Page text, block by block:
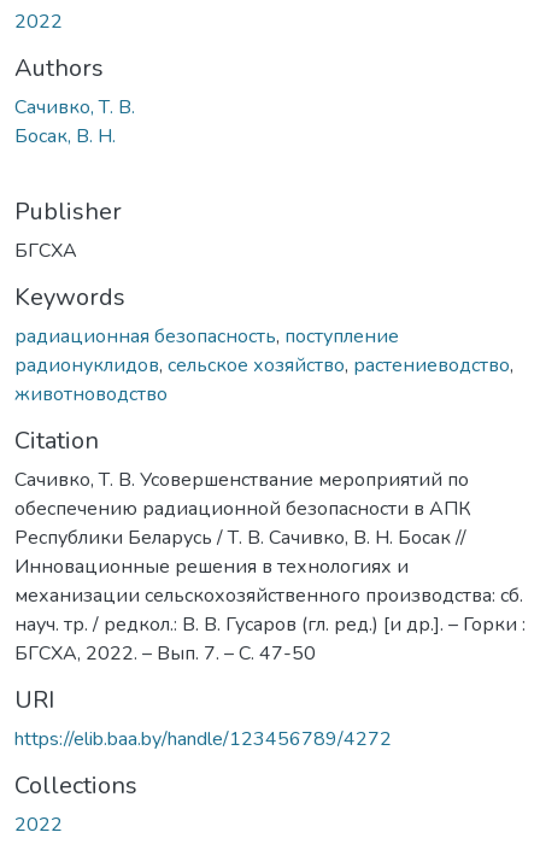
2022
Authors
Сачивко, Т. В.
Босак, В. Н.
Publisher
БГСХА
Keywords
радиационная безопасность, поступление
радионуклидов, сельское хозяйство, растениеводство,
животноводство
Citation
Сачивко, Т. В. Усовершенствание мероприятий по
обеспечению радиационной безопасности в АПК
Республики Беларусь / Т. В. Сачивко, В. Н. Босак //
Инновационные решения в технологиях и
механизации сельскохозяйственного производства: сб.
науч. тр. / редкол.: В. В. Гусаров (гл. ред.) [и др.]. – Горки :
БГСХА, 2022. – Вып. 7. – С. 47-50
URI
https://elib.baa.by/handle/123456789/4272
Collections
2022